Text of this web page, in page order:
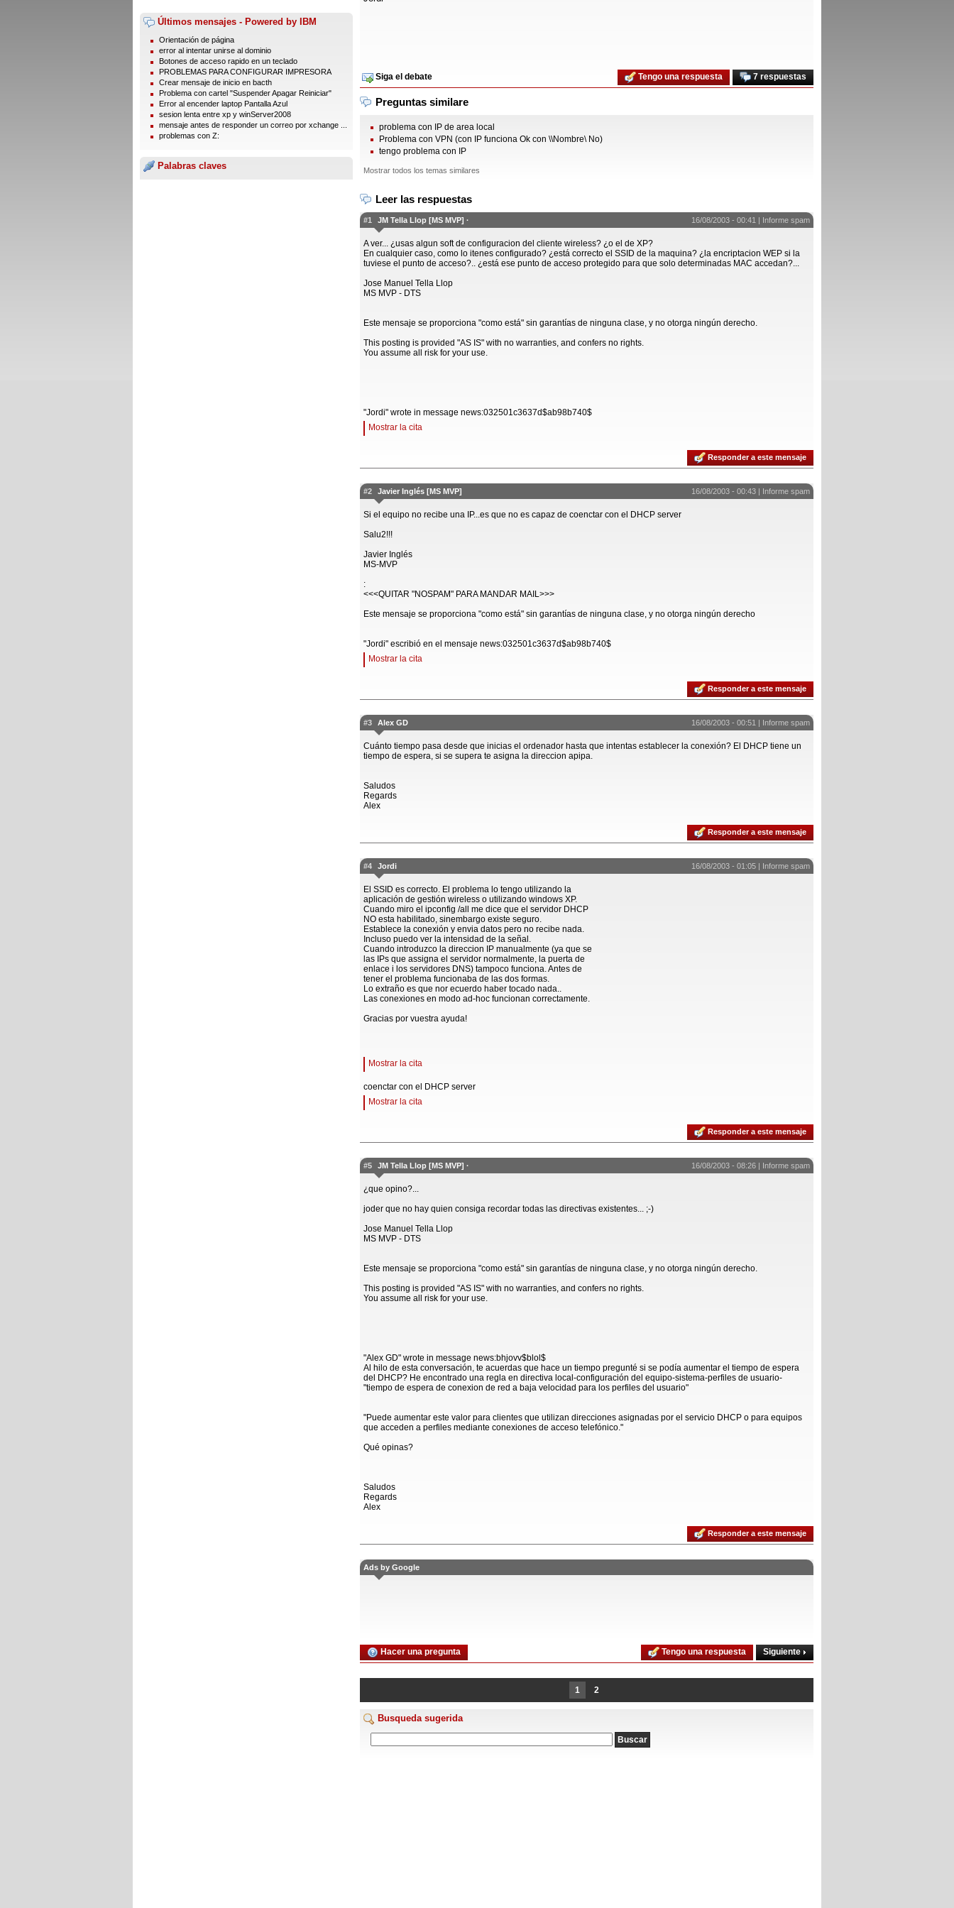
Últimos mensajes - Powered by IBM
Orientación de página
error al intentar unirse al dominio
Botones de acceso rapido en un teclado
PROBLEMAS PARA CONFIGURAR IMPRESORA
Crear mensaje de inicio en bacth
Problema con cartel "Suspender Apagar Reiniciar"
Error al encender laptop Pantalla Azul
sesion lenta entre xp y winServer2008
mensaje antes de responder un correo por xchange ...
problemas con Z:
Palabras claves
Siga el debate 7 respuestas
Tengo una respuesta
Preguntas similare
problema con IP de area local
Problema con VPN (con IP funciona Ok con \\Nombre\ No)
tengo problema con IP
Mostrar todos los temas similares
Leer las respuestas
#1 JM Tella Llop [MS MVP] · 16/08/2003 - 00:41 | Informe spam
A ver... ¿usas algun soft de configuracion del cliente wireless? ¿o el de XP?
En cualquier caso, como lo itenes configurado? ¿está correcto el SSID de la maquina? ¿la encriptacion WEP si la
tuviese el punto de acceso?.. ¿está ese punto de acceso protegido para que solo determinadas MAC accedan?...
Jose Manuel Tella Llop
MS MVP - DTS
Este mensaje se proporciona "como está" sin garantías de ninguna clase, y no otorga ningún derecho.
This posting is provided "AS IS" with no warranties, and confers no rights.
You assume all risk for your use.
"Jordi" wrote in message news:032501c3637d$ab98b740$
Mostrar la cita
Responder a este mensaje
#2 Javier Inglés [MS MVP] 16/08/2003 - 00:43 | Informe spam
Si el equipo no recibe una IP...es que no es capaz de coenctar con el DHCP server
Salu2!!!
Javier Inglés
MS-MVP
:
<<<QUITAR "NOSPAM" PARA MANDAR MAIL>>>
Este mensaje se proporciona "como está" sin garantías de ninguna clase, y no otorga ningún derecho
"Jordi" escribió en el mensaje news:032501c3637d$ab98b740$
Mostrar la cita
Responder a este mensaje
#3 Alex GD 16/08/2003 - 00:51 | Informe spam
Cuánto tiempo pasa desde que inicias el ordenador hasta que intentas establecer la conexión? El DHCP tiene un
tiempo de espera, si se supera te asigna la direccion apipa.
Saludos
Regards
Alex
Responder a este mensaje
#4 Jordi 16/08/2003 - 01:05 | Informe spam
El SSID es correcto. El problema lo tengo utilizando la
aplicación de gestión wireless o utilizando windows XP.
Cuando miro el ipconfig /all me dice que el servidor DHCP
NO esta habilitado, sinembargo existe seguro.
Establece la conexión y envia datos pero no recibe nada.
Incluso puedo ver la intensidad de la señal.
Cuando introduzco la direccion IP manualmente (ya que se
las IPs que assigna el servidor normalmente, la puerta de
enlace i los servidores DNS) tampoco funciona. Antes de
tener el problema funcionaba de las dos formas.
Lo extraño es que nor ecuerdo haber tocado nada..
Las conexiones en modo ad-hoc funcionan correctamente.
Gracias por vuestra ayuda!
Mostrar la cita
coenctar con el DHCP server
Mostrar la cita
Responder a este mensaje
#5 JM Tella Llop [MS MVP] · 16/08/2003 - 08:26 | Informe spam
¿que opino?...
joder que no hay quien consiga recordar todas las directivas existentes... ;-)
Jose Manuel Tella Llop
MS MVP - DTS
Este mensaje se proporciona "como está" sin garantías de ninguna clase, y no otorga ningún derecho.
This posting is provided "AS IS" with no warranties, and confers no rights.
You assume all risk for your use.
"Alex GD" wrote in message news:bhjovv$blol$
Al hilo de esta conversación, te acuerdas que hace un tiempo pregunté si se podía aumentar el tiempo de espera
del DHCP? He encontrado una regla en directiva local-configuración del equipo-sistema-perfiles de usuario-
"tiempo de espera de conexion de red a baja velocidad para los perfiles del usuario"
"Puede aumentar este valor para clientes que utilizan direcciones asignadas por el servicio DHCP o para equipos
que acceden a perfiles mediante conexiones de acceso telefónico."
Qué opinas?
Saludos
Regards
Alex
Responder a este mensaje
Ads by Google
Hacer una pregunta Siguiente
Tengo una respuesta
1 2
Busqueda sugerida